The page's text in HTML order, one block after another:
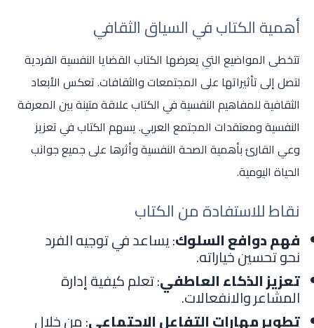
أهمية الكتاب في السياق الثقافي
تتخطى المواضيع التي يعرضها الكتاب القضايا النفسية الفردية
لتصل إلى تأثيراتها على المجتمعات والثقافات. تعكس الأبعاد
الثقافية للمفاهيم النفسية في الكتاب علاقة متينة بين المعرفة
النفسية ومعتقدات المجتمع العربي. يسهم الكتاب في تعزيز
وعي القارئ بأهمية الصحة النفسية وأثرها على جميع جوانب
الحياة اليومية.
نقاط للاستفادة من الكتاب
فهم دوافع السلوك: يساعد في توجيه الفرد
نحو تحسين خياراته.
تعزيز الذكاء العاطفي: تعلم كيفية إدارة
المشاعر والانفعالات.
تطوير مهارات التفاعل الاجتماعي: من خلال